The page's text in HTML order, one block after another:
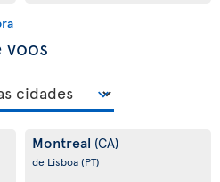
voos
Montreal (CA)
de Lisboa(PT)